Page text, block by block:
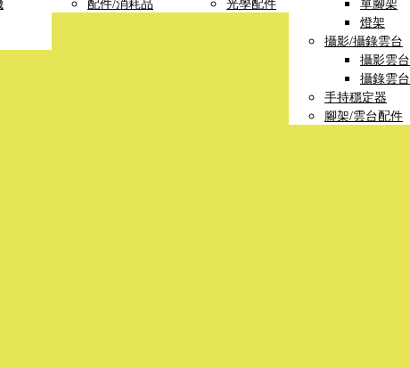
配件/消耗品
光學配件
單腳架
燈架
攝影/攝錄雲台
攝影雲台
攝錄雲台
手持穩定器
腳架/雲台配件